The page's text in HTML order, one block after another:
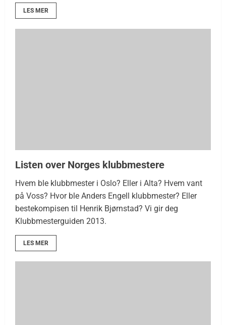
LES MER
Listen over Norges klubbmestere
Hvem ble klubbmester i Oslo? Eller i Alta? Hvem vant
på Voss? Hvor ble Anders Engell klubbmester? Eller
bestekompisen til Henrik Bjørnstad? Vi gir deg
Klubbmesterguiden 2013.
LES MER